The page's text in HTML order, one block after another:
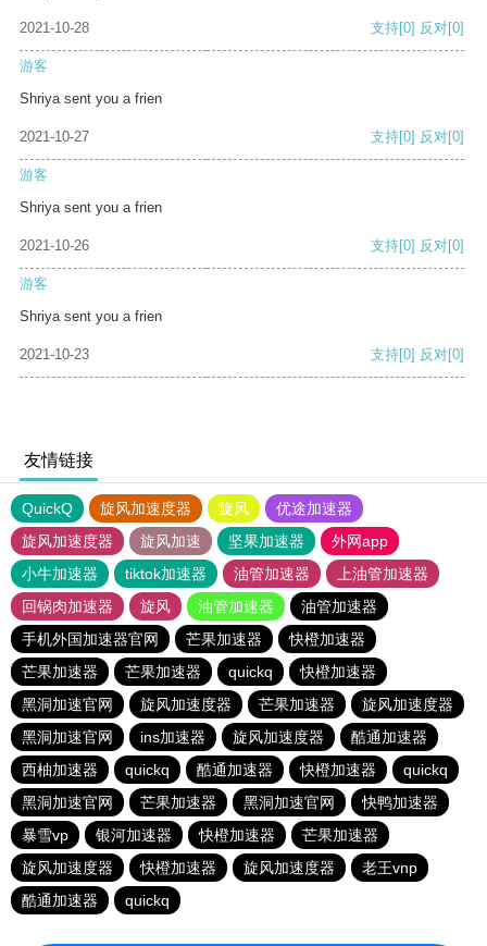
2021-10-28 支持[0] 反对[0]
游客
Shriya sent you a frien
2021-10-27 支持[0] 反对[0]
游客
Shriya sent you a frien
2021-10-26 支持[0] 反对[0]
游客
Shriya sent you a frien
2021-10-23 支持[0] 反对[0]
友情链接
QuickQ 旋风加速度器 旋风
优途加速器
旋风加速度器
旋风加速 坚果加速器
外网app
小牛加速器
tiktok加速器 油管加速器
上油管加速器
回锅肉加速器
旋风 油管加速器
油管加速器
手机外国加速器官网
芒果加速器
快橙加速器
芒果加速器
芒果加速器 quickq
快橙加速器
黑洞加速官网
旋风加速度器 芒果加速器
旋风加速度器
黑洞加速官网
ins加速器 旋风加速度器
酷通加速器
西柚加速器
quickq 酷通加速器 快橙加速器
quickq
黑洞加速官网
芒果加速器 黑洞加速官网
快鸭加速器
暴雪vp
银河加速器 快橙加速器
芒果加速器
旋风加速度器
快橙加速器 旋风加速度器
老王vnp
酷通加速器
quickq